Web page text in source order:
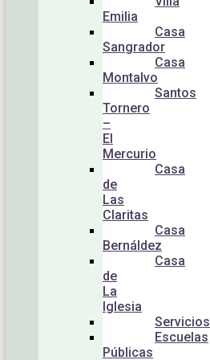
Emilia
Casa
Sangrador
Casa
Montalvo
Santos
Tornero
–
El
Mercurio
Casa
de
Las
Claritas
Casa
Bernáldez
Casa
de
La
Iglesia
Servicios
Escuelas
Públicas